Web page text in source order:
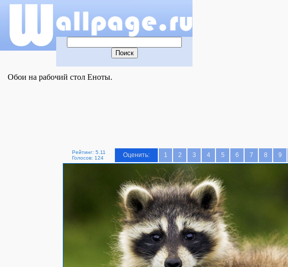
Обои на рабочий стол Еноты.
Рейтинг: 5.11
Голосов: 124
Оценить: 1 2 3 4 5 6 7 8 9